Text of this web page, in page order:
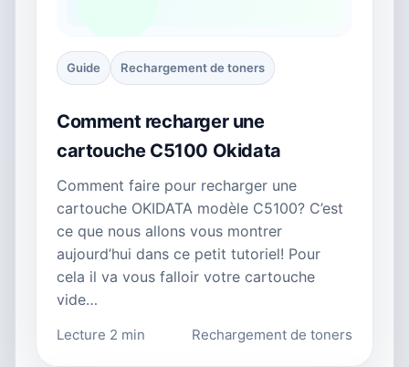
Guide Rechargement de toners
Comment recharger une
cartouche C5100 Okidata
Comment faire pour recharger une
cartouche OKIDATA modèle C5100? C’est
ce que nous allons vous montrer
aujourd’hui dans ce petit tutoriel! Pour
cela il va vous falloir votre cartouche
vide…
Lecture 2 min Rechargement de toners